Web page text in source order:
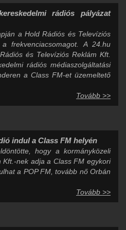
rádiós pályázat
a Hold Rádiós és Televíziós
frekvenciacsomagot. A 24.hu
és Televíziós Reklám Kft.
rádiós médiaszolgáltatási
a Class FM-et üzemeltető
Tovább >>
indul a Class FM helyén
hogy a kormányközeli
nek adja a Class FM egykori
a POP FM, tovább nő Orbán
Tovább >>